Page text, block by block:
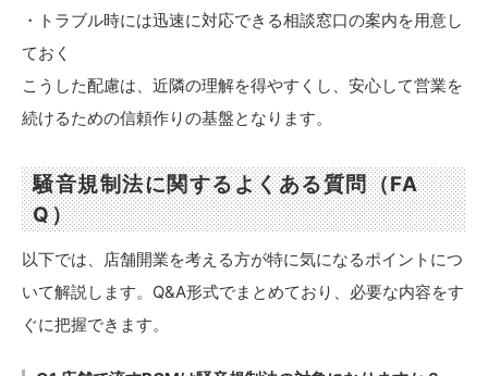
・トラブル時には迅速に対応できる相談窓口の案内を用意し
ておく
こうした配慮は、近隣の理解を得やすくし、安心して営業を
続けるための信頼作りの基盤となります。
騒音規制法に関するよくある質問（FA
Q）
以下では、店舗開業を考える方が特に気になるポイントにつ
いて解説します。Q&A形式でまとめており、必要な内容をす
ぐに把握できます。